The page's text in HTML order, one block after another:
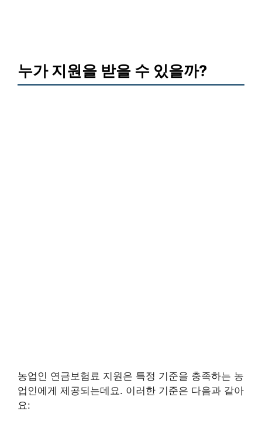
누가 지원을 받을 수 있을까?
농업인 연금보험료 지원은 특정 기준을 충족하는 농
업인에게 제공되는데요. 이러한 기준은 다음과 같아
요: